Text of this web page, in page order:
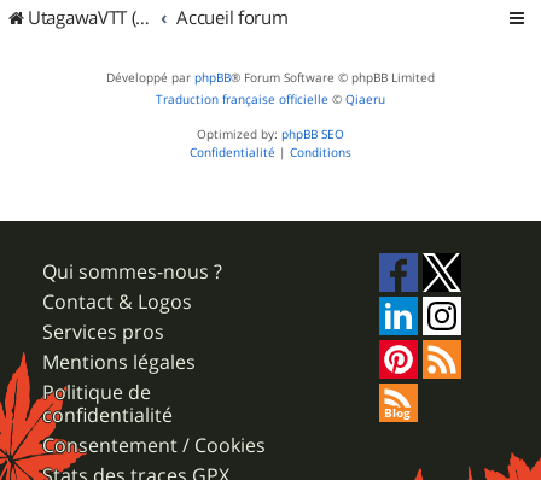
UtagawaVTT (Randos VTT et VTTAE avec traces GPS) Accueil forum
Développé par phpBB® Forum Software © phpBB Limited
Traduction française officielle © Qiaeru
Optimized by: phpBB SEO
Confidentialité | Conditions
Qui sommes-nous ?
Contact & Logos
Services pros
Mentions légales
Politique de
confidentialité
Consentement / Cookies